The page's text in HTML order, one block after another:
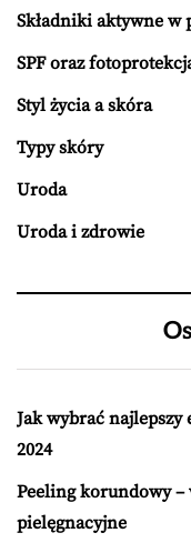
Składniki aktywne w
SPF oraz
Styl życia a skóra
Typy skóry
Uroda
Uroda i zdrowie
Jak wybrać
2024
Peeling korundowy –
pielęgnacyjne